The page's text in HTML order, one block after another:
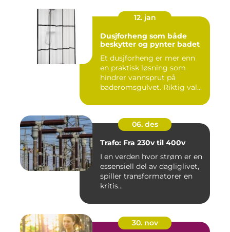
12. jan
Dusjforheng som både
beskytter og pynter badet
Et dusjforheng er mer enn
en praktisk løsning som
hindrer vannsprut på
baderomsgulvet. Riktig valg
06. des
Trafo: Fra 230v til 400v
I en verden hvor strøm er en
essensiell del av dagliglivet,
spiller transformatorer en
kritis...
30. nov